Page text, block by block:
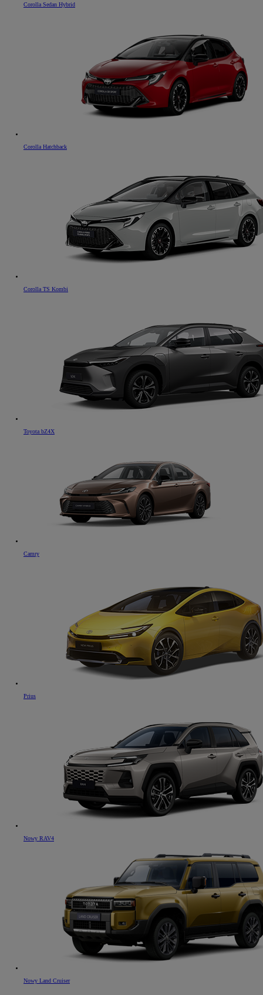
Corolla Sedan Hybrid
Corolla Hatchback
Corolla TS Kombi
Toyota bZ4X
Camry
Prius
Nowy RAV4
Nowy Land Cruiser